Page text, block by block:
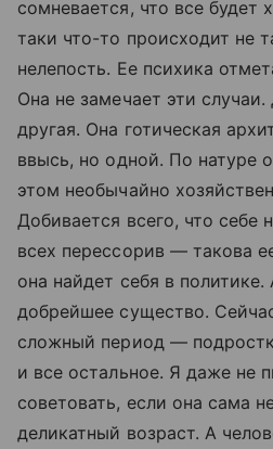
сомневается, что все будет
таки что-то происходит не
нелепость. Ее психика
Она не замечает эти случаи.
другая. Она готическая
ввысь, но одной. По натуре
этом необычайно
Добивается всего, что себе
всех перессорив — такова
она найдет себя в
добрейшее существо.
сложный период —
и все остальное. Я даже не
советовать, если она сама
деликатный возраст. А